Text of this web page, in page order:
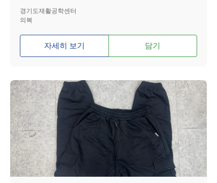
경기도재활공학센터
의복
자세히 보기 담기